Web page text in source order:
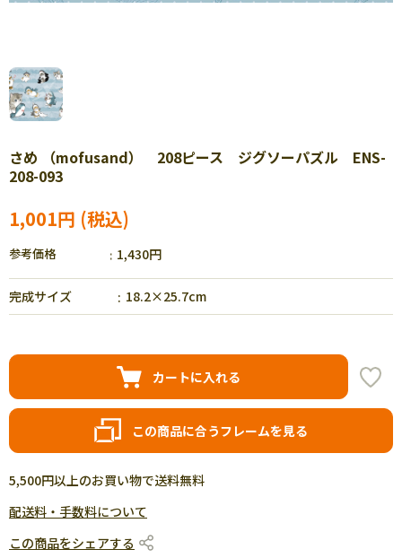
さめ （mofusand） 208ピース ジグソーパズル ENS-
208-093
1,001円
参考価格 1,430円
完成サイズ 18.2×25.7cm
カートに入れる
この商品に合うフレームを見る
5,500円以上のお買い物で送料無料
配送料・手数料について
この商品をシェアする